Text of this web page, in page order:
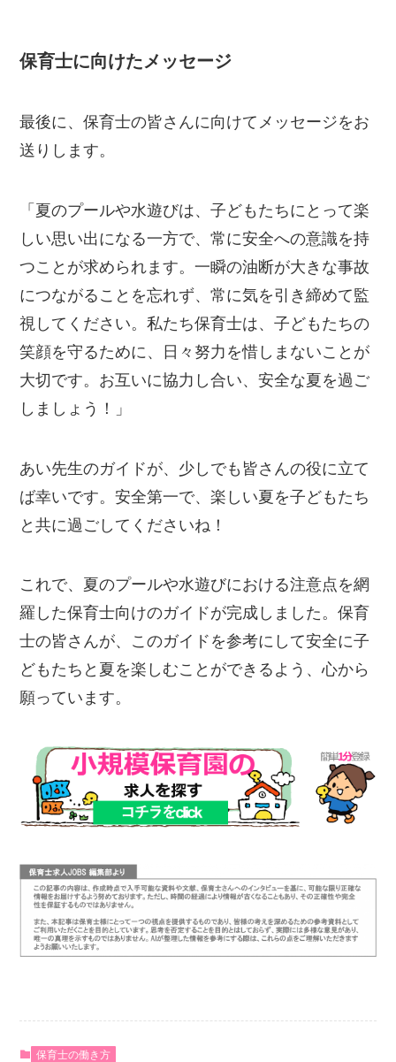
保育士に向けたメッセージ
最後に、保育士の皆さんに向けてメッセージをお
送りします。
「夏のプールや水遊びは、子どもたちにとって楽
しい思い出になる一方で、常に安全への意識を持
つことが求められます。一瞬の油断が大きな事故
につながることを忘れず、常に気を引き締めて監
視してください。私たち保育士は、子どもたちの
笑顔を守るために、日々努力を惜しまないことが
大切です。お互いに協力し合い、安全な夏を過ご
しましょう！」
あい先生のガイドが、少しでも皆さんの役に立て
ば幸いです。安全第一で、楽しい夏を子どもたち
と共に過ごしてくださいね！
これで、夏のプールや水遊びにおける注意点を網
羅した保育士向けのガイドが完成しました。保育
士の皆さんが、このガイドを参考にして安全に子
どもたちと夏を楽しむことができるよう、心から
願っています。
保育士の働き方